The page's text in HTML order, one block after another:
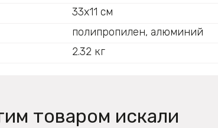
33х11 см
полипропилен, алюминий
2.32 кг
товаром искали